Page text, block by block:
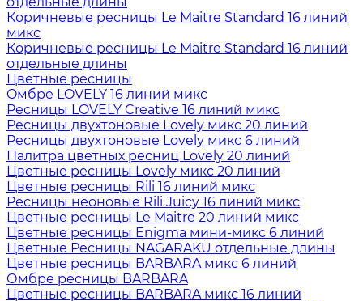
Коричневые ресницы Le Maitre Standard 16 линий
микс
Коричневые ресницы Le Maitre Standard 16 линий
отдельные длины
Цветные ресницы
Oмбре LOVELY 16 линий микс
Ресницы LOVELY Creative 16 линий микс
Ресницы двухтоновые Lovely микс 20 линий
Ресницы двухтоновые Lovely микс 6 линий
Палитра цветных ресниц Lovely 20 линий
Цветные ресницы Lovely микс 20 линий
Цветные ресницы Rili 16 линий микс
Ресницы неоновые Rili Juicy 16 линий микс
Цветные ресницы Le Maitre 20 линий микс
Цветные ресницы Enigma мини-микс 6 линий
Цветные Ресницы NAGARAKU отдельные длины
Цветные ресницы BARBARA микс 6 линий
Омбре ресницы BARBARA
Цветные ресницы BARBARA микс 16 линий